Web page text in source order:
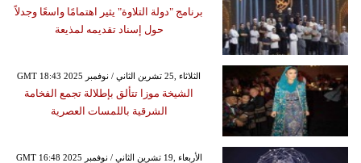
برنامج "دولة التلاوة" يثير اهتمامًا واسعًا وجدلاً
حول إسناد تقديمه لمذيعة
GMT 18:43 2025 الثلاثاء ,25 تشرين الثاني / نوفمبر
الشيخة موزا تتألق بإطلالة تجمع الفخامة
الشرقية باللمسات العصرية
GMT 16:48 2025 الأربعاء ,19 تشرين الثاني / نوفمبر